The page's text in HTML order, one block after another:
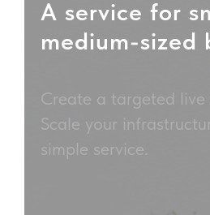
A service for
medium-sized
Create a targeted live
Scale your
simple service.